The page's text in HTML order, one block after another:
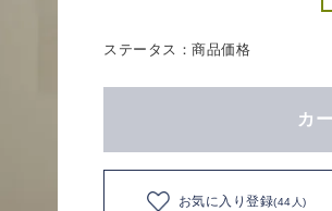
ステータス：商品価格
カ
お気に入り登録(44人)